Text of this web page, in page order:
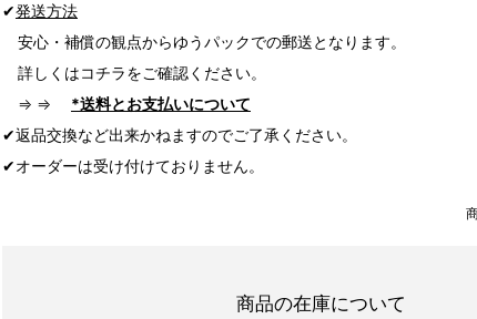
✔発送方法
安心・補償の観点からゆうパックでの郵送となります。
詳しくはコチラをご確認ください。
⇒ ⇒
*送料とお支払いについて
✔返品交換など出来かねますのでご了承ください。
✔オーダーは受け付けておりません。
商品の在庫について